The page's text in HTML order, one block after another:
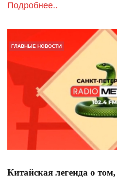
Подробнее..
ГЛАВНЫЕ НОВОСТИ
Китайская легенда о